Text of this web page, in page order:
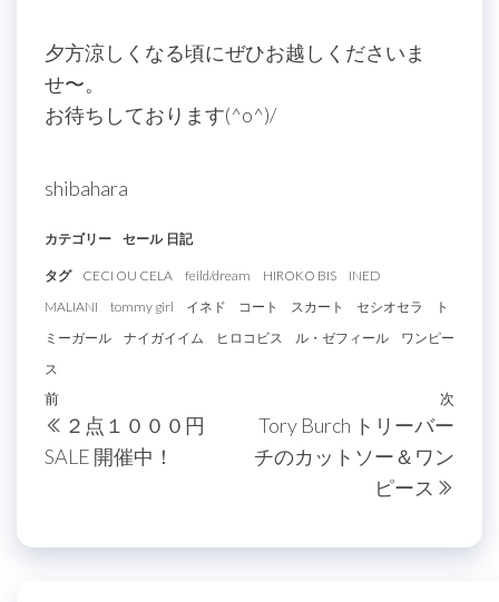
夕方涼しくなる頃にぜひお越しくださいま
せ〜。
お待ちしております(^o^)/
shibahara
カテゴリー セール 日記
タグ CECI OU CELA feild/dream HIROKO BIS
INED
MALIANI
tommy girl イネド コート スカート セシオセラ
ト
ミーガール
ナイガイイム ヒロコビス ル・ゼフィール
ワンピー
ス
投
稿
ナ
ゲ
過
去
の
前
２点１０００円
SALE 開催中！
次
次
Tory Burch トリーバー
チのカットソー＆ワン
ピース